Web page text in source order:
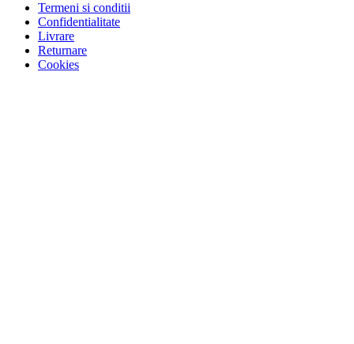
Termeni si conditii
Confidentialitate
Livrare
Returnare
Cookies